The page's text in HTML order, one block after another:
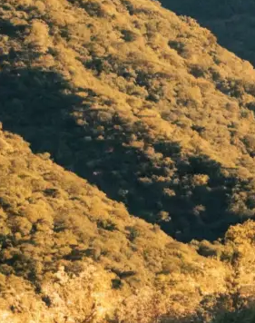
Autos, die im
Car-Videos